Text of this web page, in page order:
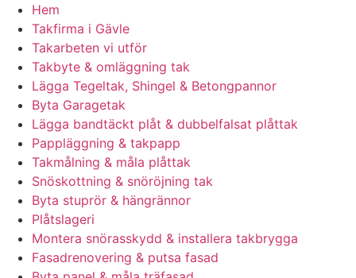
Hem
Takfirma i Gävle
Takarbeten vi utför
Takbyte & omläggning tak
Lägga Tegeltak, Shingel & Betongpannor
Byta Garagetak
Lägga bandtäckt plåt & dubbelfalsat plåttak
Pappläggning & takpapp
Takmålning & måla plåttak
Snöskottning & snöröjning tak
Byta stuprör & hängrännor
Plåtslageri
Montera snörasskydd & installera takbrygga
Fasadrenovering & putsa fasad